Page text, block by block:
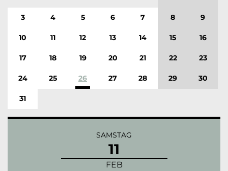
3 4 5 6 7 8 9
10 11 12 13 14 15 16
17 18 19 20 21 22 23
24 25 26 27 28 29 30
31
SAMSTAG
11
FEB